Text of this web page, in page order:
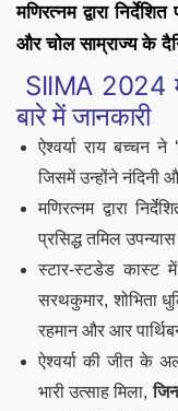
मणिरत्नम द्वारा
और चोल साम्राज्य के
SIIMA 2024
बारे में जानकारी
ऐश्वर्या राय बच्चन ने
जिसमें उन्होंने नंदिनी
मणिरत्नम द्वारा
प्रसिद्ध तमिल
स्टार-स्टडेड कास्ट
सरथकुमार, शोभिता
रहमान और आर
ऐश्वर्या की जीत के
भारी उत्साह मिला,